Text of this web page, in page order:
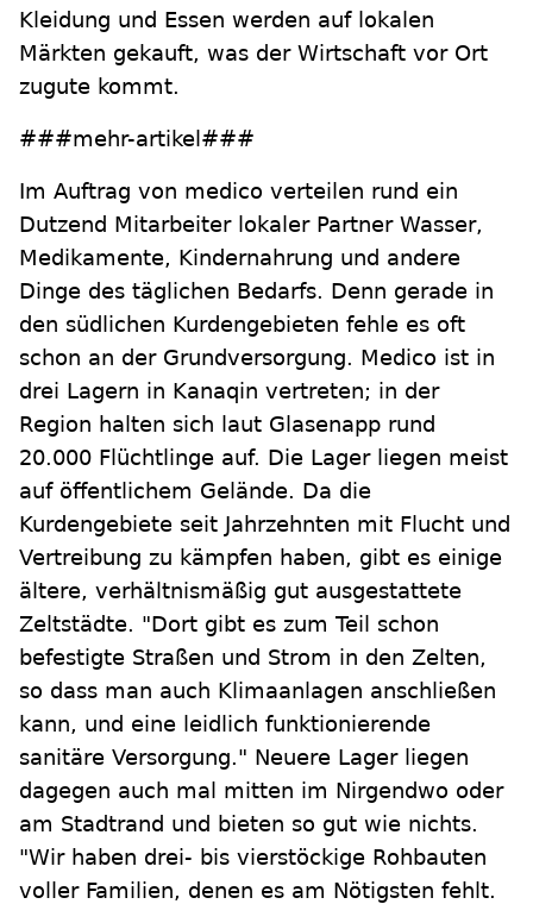
Kleidung und Essen werden auf lokalen
Märkten gekauft, was der Wirtschaft vor Ort
zugute kommt.
###mehr-artikel###
Im Auftrag von medico verteilen rund ein
Dutzend Mitarbeiter lokaler Partner Wasser,
Medikamente, Kindernahrung und andere
Dinge des täglichen Bedarfs. Denn gerade in
den südlichen Kurdengebieten fehle es oft
schon an der Grundversorgung. Medico ist in
drei Lagern in Kanaqin vertreten; in der
Region halten sich laut Glasenapp rund
20.000 Flüchtlinge auf. Die Lager liegen meist
auf öffentlichem Gelände. Da die
Kurdengebiete seit Jahrzehnten mit Flucht und
Vertreibung zu kämpfen haben, gibt es einige
ältere, verhältnismäßig gut ausgestattete
Zeltstädte. "Dort gibt es zum Teil schon
befestigte Straßen und Strom in den Zelten,
so dass man auch Klimaanlagen anschließen
kann, und eine leidlich funktionierende
sanitäre Versorgung." Neuere Lager liegen
dagegen auch mal mitten im Nirgendwo oder
am Stadtrand und bieten so gut wie nichts.
"Wir haben drei- bis vierstöckige Rohbauten
voller Familien, denen es am Nötigsten fehlt.